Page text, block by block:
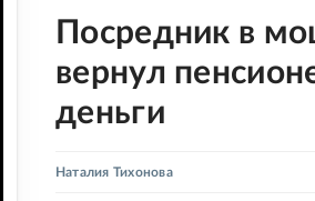
Посредник в
вернул
деньги
Наталия Тихонова